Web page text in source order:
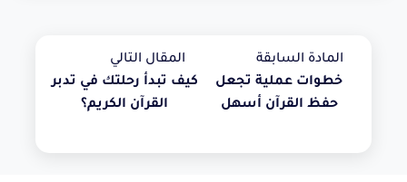
المادة السابقة
خطوات عملية تجعل
حفظ القرآن أسهل
المقال التالي
كيف تبدأ رحلتك في تدبر
القرآن الكريم؟